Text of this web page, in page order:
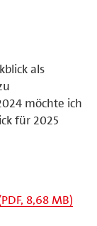
als
möchte ich
für 2025
8,68 MB)